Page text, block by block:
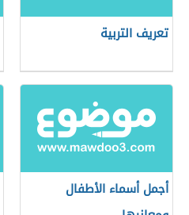
تعريف التربية
أجمل أسماء الأطفال